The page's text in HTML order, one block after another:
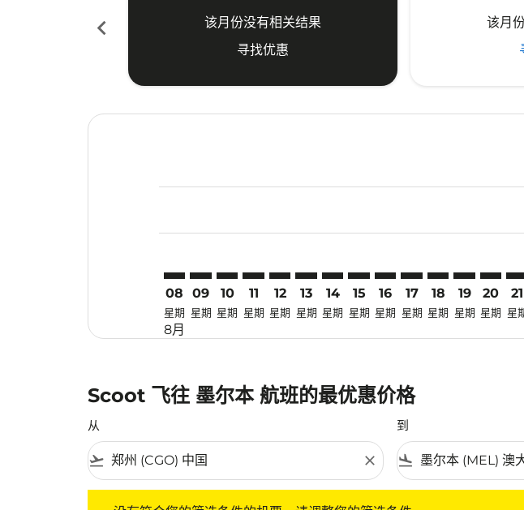
chevron_left
该月份没有相关结果
寻找优惠
该月
08
星期
8月
09
星期
10
星期
11
星期
12
星期
13
星期
14
星期
15
星期
16
星期
17
星期
18
星期
19
星期
20
星期
21
星
Scoot 飞往 墨尔本 航班的最优惠价格
从
flight_takeoff close
到
flight_land